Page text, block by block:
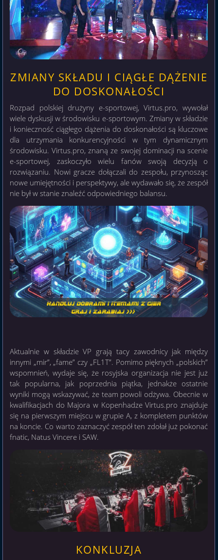
ZMIANY SKŁADU I CIĄGŁE DĄŻENIE
DO DOSKONAŁOŚCI
Rozpad polskiej drużyny e-sportowej, Virtus.pro, wywołał
wiele dyskusji w środowisku e-sportowym. Zmiany w składzie
i konieczność ciągłego dążenia do doskonałości są kluczowe
dla utrzymania konkurencyjności w tym dynamicznym
środowisku. Virtus.pro, znaną ze swojej dominacji na scenie
e-sportowej, zaskoczyło wielu fanów swoją decyzją o
rozwiązaniu. Nowi gracze dołączali do zespołu, przynosząc
nowe umiejętności i perspektywy, ale wydawało się, że zespół
nie był w stanie znaleźć odpowiedniego balansu.
Aktualnie w składzie VP grają tacy zawodnicy jak między
innymi „mir”, „fame” czy „FL1T”. Pomimo pięknych „polskich”
wspomnień, wydaje się, że rosyjska organizacja nie jest już
tak popularna, jak poprzednia piątka, jednakże ostatnie
wyniki mogą wskazywać, że team powoli odżywa. Obecnie w
kwalifikacjach do Majora w Kopenhadze Virtus.pro znajduje
się na pierwszym miejscu w grupie A, z kompletem punktów
na koncie. Co warto zaznaczyć zespół ten zdołał już pokonać
fnatic, Natus Vincere i SAW.
KONKLUZJA